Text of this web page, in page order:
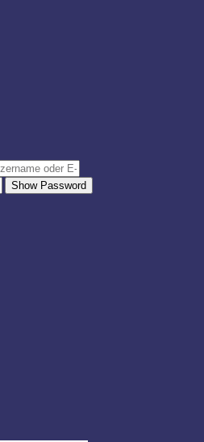
Show Password